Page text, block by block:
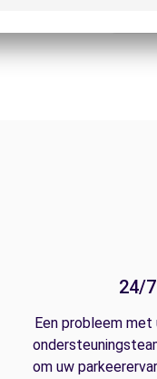
24/
Een probleem
om uw